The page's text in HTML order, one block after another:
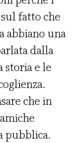
fatto che
abbiano una
dalla
storia e le
che in
pubblica.